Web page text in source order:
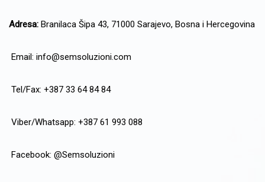
Adresa: Branilaca Šipa 43, 71000 Sarajevo, Bosna i Hercegovina
Email: info@semsoluzioni.com
Tel/Fax: +387 33 64 84 84
Viber/Whatsapp: +387 61 993 088
Facebook: @Semsoluzioni